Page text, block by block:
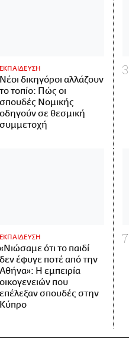
ΕΚΠΑΙΔΕΥΣΗ
Νέοι δικηγόροι αλλάζουν
το τοπίο: Πώς οι
σπουδές Νομικής
οδηγούν σε θεσμική
συμμετοχή
ΕΚΠΑΙΔΕΥΣΗ
«Νιώσαμε ότι το παιδί
δεν έφυγε ποτέ από την
Αθήνα»: Η εμπειρία
οικογενειών που
επέλεξαν σπουδές στην
Κύπρο